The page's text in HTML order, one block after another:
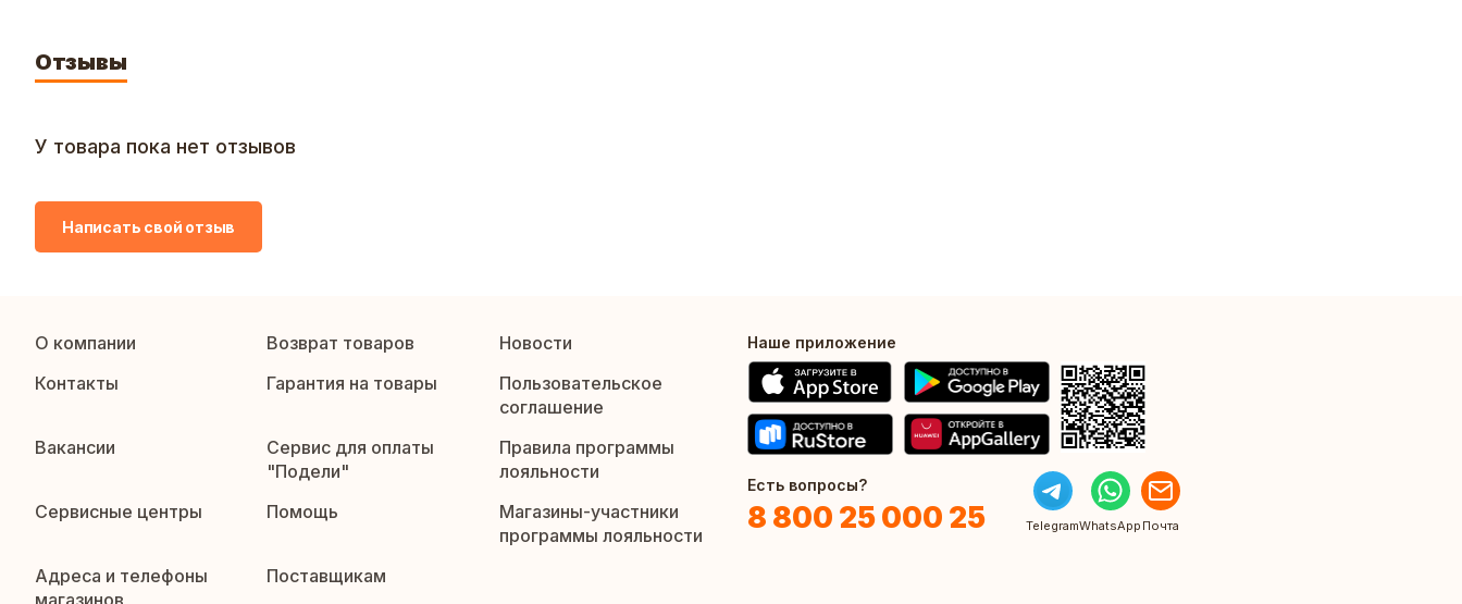
Отзывы
У товара пока нет отзывов
Написать свой отзыв
О компании Возврат товаров
Новости
Контакты
Гарантия на товары
Пользовательское
соглашение
Вакансии
Сервис для оплаты
"Подели"
Правила программы
лояльности
Сервисные центры
Помощь
Магазины-участники
программы лояльности
Адреса и телефоны
Поставщикам
Наше приложение
Есть вопросы?
8 800 25 000 25 TelegramWhatsApp Почта